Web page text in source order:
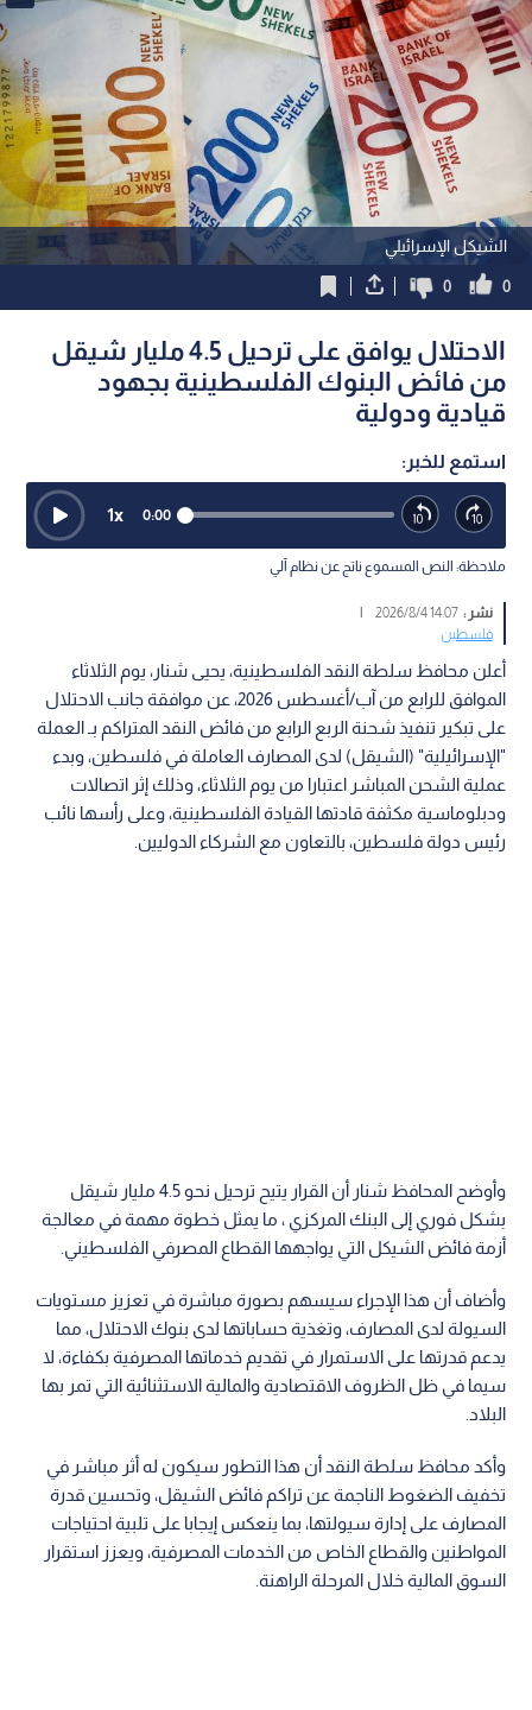
الشيكل الإسرائيلي
0
0
الاحتلال يوافق على ترحيل 4.5 مليار شيقل
من فائض البنوك الفلسطينية بجهود
قيادية ودولية
استمع للخبر:
0:00
1x
ملاحظة: النص المسموع ناتج عن نظام آلي
نشر :14:07 2026/8/4
|
فلسطين
أعلن محافظ سلطة النقد الفلسطينية، يحيى شنار، يوم الثلاثاء
الموافق للرابع من آب/أغسطس 2026، عن موافقة جانب الاحتلال
على تبكير تنفيذ شحنة الربع الرابع من فائض النقد المتراكم بـ العملة
"الإسرائيلية" (الشيقل) لدى المصارف العاملة في فلسطين، وبدء
عملية الشحن المباشر اعتبارا من يوم الثلاثاء، وذلك إثر اتصالات
ودبلوماسية مكثفة قادتها القيادة الفلسطينية، وعلى رأسها نائب
رئيس دولة فلسطين، بالتعاون مع الشركاء الدوليين.
وأوضح المحافظ شنار أن القرار يتيح ترحيل نحو 4.5 مليار شيقل
بشكل فوري إلى البنك المركزي ، ما يمثل خطوة مهمة في معالجة
أزمة فائض الشيكل التي يواجهها القطاع المصرفي الفلسطيني.
وأضاف أن هذا الإجراء سيسهم بصورة مباشرة في تعزيز مستويات
السيولة لدى المصارف، وتغذية حساباتها لدى بنوك الاحتلال، مما
يدعم قدرتها على الاستمرار في تقديم خدماتها المصرفية بكفاءة، لا
سيما في ظل الظروف الاقتصادية والمالية الاستثنائية التي تمر بها
البلاد.
وأكد محافظ سلطة النقد أن هذا التطور سيكون له أثر مباشر في
تخفيف الضغوط الناجمة عن تراكم فائض الشيقل، وتحسين قدرة
المصارف على إدارة سيولتها، بما ينعكس إيجابا على تلبية احتياجات
المواطنين والقطاع الخاص من الخدمات المصرفية، ويعزز استقرار
السوق المالية خلال المرحلة الراهنة.